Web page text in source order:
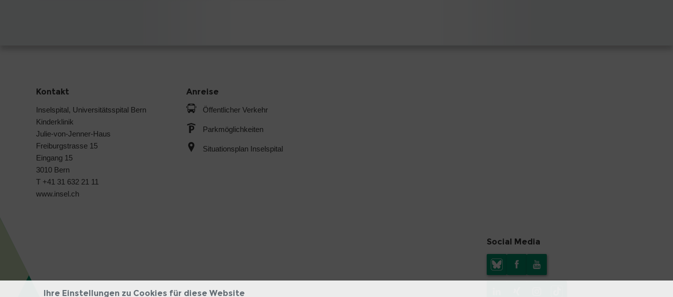
Kontakt
Inselspital, Universitätsspital Bern
Kinderklinik
Julie-von-Jenner-Haus
Freiburgstrasse 15
Eingang 15
3010 Bern
T +41 31 632 21 11
www.insel.ch
Anreise
Öffentlicher Verkehr
Parkmöglichkeiten
Situationsplan Inselspital
Social Media
Ihre Einstellungen zu Cookies für diese Website